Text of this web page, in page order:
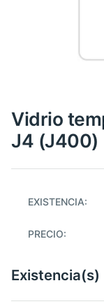
Vidrio
J4 (J400)
EXISTENCIA:
PRECIO:
Existencia(s)